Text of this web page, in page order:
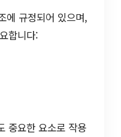
에 규정되어 있으며,
합니다:
중요한 요소로 작용